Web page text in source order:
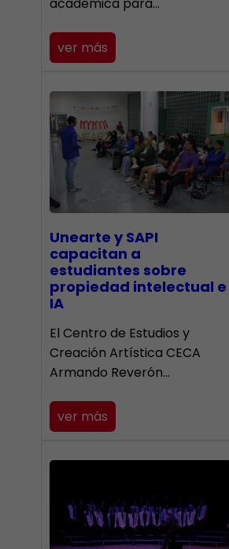
académica para…
ver más
Unearte y SAPI
capacitan a
estudiantes sobre
propiedad intelectual e
IA
El Centro de Estudios y
Creación Artística CECA
Armando Reverón…
ver más